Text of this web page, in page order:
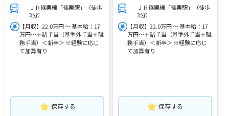
ＪＲ篠栗線「篠栗駅」（徒歩
3分）
【月収】22.0万円 ～ 基本給：17
万円～＋諸手当（基準外手当＋職
務手当）＜新卒＞ ※経験に応じ
て加算有り
保存する
ＪＲ篠栗線「篠栗駅」（徒歩
3分）
【月収】22.0万円 ～ 基本給：17
万円～＋諸手当（基準外手当＋職
務手当）＜新卒＞ ※経験に応じ
て加算有り
保存する